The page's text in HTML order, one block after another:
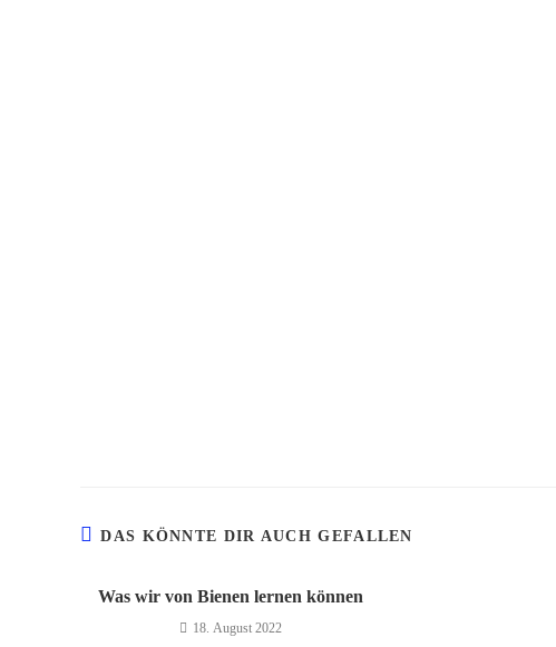
DAS KÖNNTE DIR AUCH GEFALLEN
Was wir von Bienen lernen können
18. August 2022